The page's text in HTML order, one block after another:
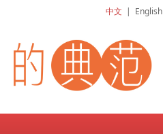
中文 | English